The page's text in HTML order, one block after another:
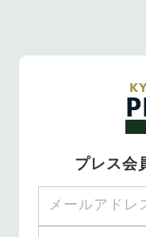
プレス会